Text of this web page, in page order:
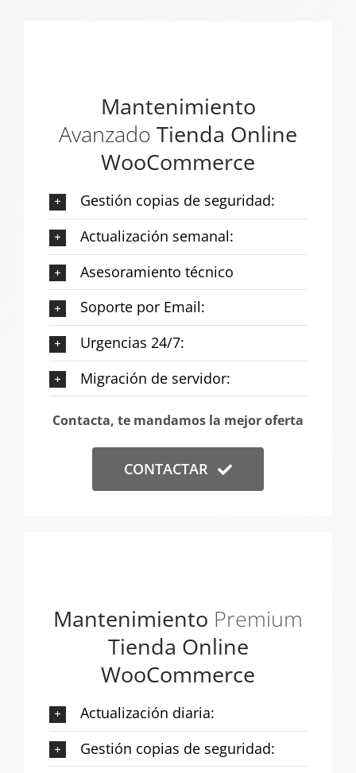
Mantenimiento
Avanzado Tienda Online
WooCommerce
Gestión copias de seguridad:
Actualización semanal:
Asesoramiento técnico
Soporte por Email:
Urgencias 24/7:
Migración de servidor:
Contacta, te mandamos la mejor oferta
CONTACTAR
Mantenimiento Premium
Tienda Online
WooCommerce
Actualización diaria:
Gestión copias de seguridad: